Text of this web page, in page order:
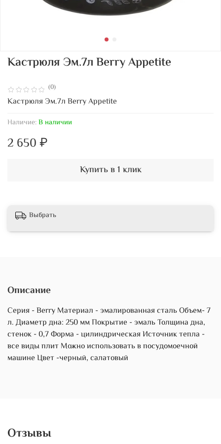
(0)
Наличие:В наличии
Кастрюля Эм.7л Berry Appetite
2 650 ₽
Купить в 1 клик
Кастрюля Эм.7л Berry Appetite
Выбрать
Описание
Серия - Berry Материал - эмалированная сталь Объем- 7
л. Диаметр дна: 250 мм Покрытие - эмаль Толщина дна,
стенок - 0,7 Форма - цилиндрическая Источник тепла -
все виды плит Можно использовать в посудомоечной
машине Цвет -черный, салатовый
Отзывы